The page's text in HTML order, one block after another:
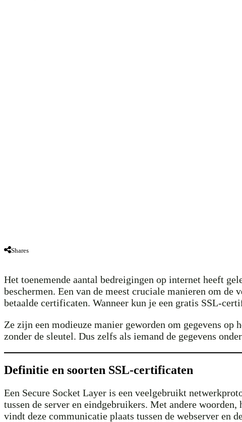
Shares
Het toenemende aantal bedreigingen op internet heeft
beschermen. Een van de meest cruciale manieren om
betaalde certificaten. Wanneer kun je een gratis SSL-
Ze zijn een modieuze manier geworden om gegevens op
zonder de sleutel. Dus zelfs als iemand de gegevens
Definitie en soorten SSL-certificaten
Een Secure Socket Layer is een veelgebruikt
tussen de server en eindgebruikers. Met andere
vindt deze communicatie plaats tussen de webserver en